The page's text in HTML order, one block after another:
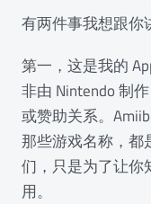
有两件事我想跟你
第一，这是我的
非由 Nintendo 制
或赞助关系。
那些游戏名称，都
们，只是为了让你
用。